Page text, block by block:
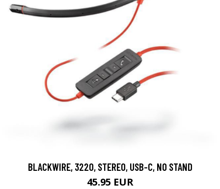
BLACKWIRE, 3220, STEREO, USB-C, NO STAND
45.95 EUR